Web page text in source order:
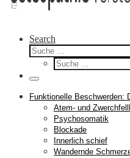
Search
Suche
Suche
Menü
Funktionelle Beschwerden:
Atem- und
Psychosomatik
Blockade
Innerlich schief
Wandernde